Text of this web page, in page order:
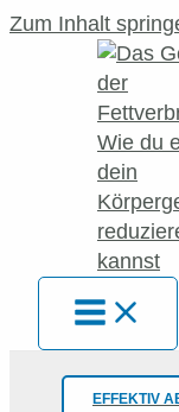
Zum Inhalt
EFFEKTIV